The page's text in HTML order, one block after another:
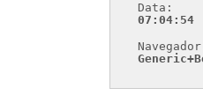
Data:
07:04:54